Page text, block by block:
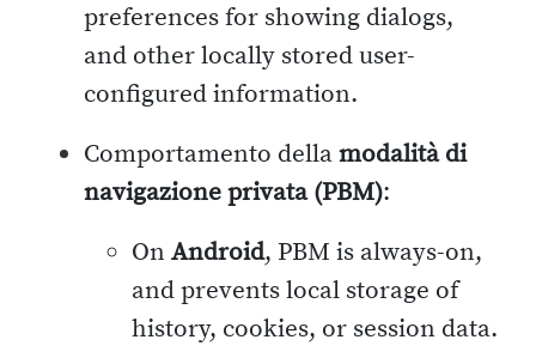
preferences for showing dialogs,
and other locally stored user-
configured information.
Comportamento dellamodalità di
navigazione privata (PBM):
On Android, PBM is always-on,
and prevents local storage of
history, cookies, or session data.